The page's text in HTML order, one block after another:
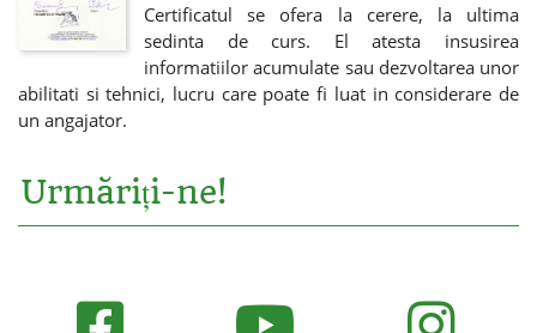
Certificatul se ofera la cerere, la ultima
sedinta de curs. El atesta insusirea
informatiilor acumulate sau dezvoltarea unor
abilitati si tehnici, lucru care poate fi luat in considerare de
un angajator.
Urmăriți-ne!